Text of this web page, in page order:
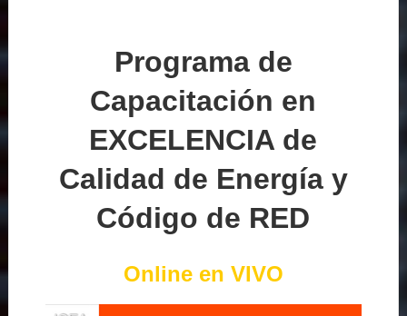
Programa de
Capacitación en
EXCELENCIA de
Calidad de Energía y
Código de RED
Online en VIVO